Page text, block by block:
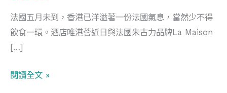
法國五月未到，香港已洋溢著一份法國氣息，當然少不得
飲食一環。酒店唯港薈近日與法國朱古力品牌La Maison
[…]
甜
美
法
五
閱讀全文 »